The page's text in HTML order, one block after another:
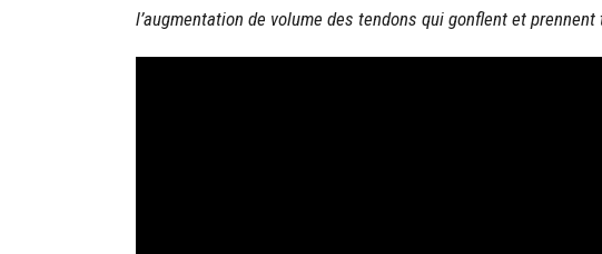
l’augmentation de volume des tendons qui gonflent et prennent